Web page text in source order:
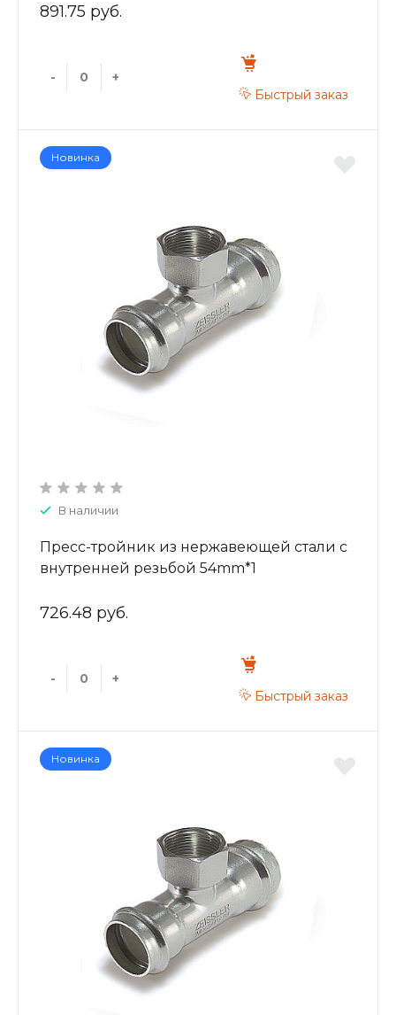
891.75 руб.
-
+
Быстрый заказ
Новинка
В наличии
Пресс-тройник из нержавеющей стали с
внутренней резьбой 54mm*1
726.48 руб.
-
+
Быстрый заказ
Новинка